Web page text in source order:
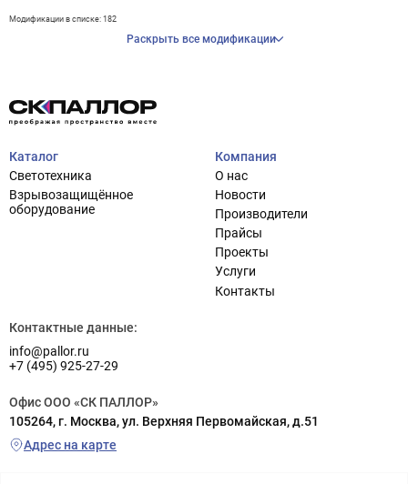
Модификации в списке: 182
Раскрыть все модификации
Каталог
Светотехника
Взрывозащищённое
оборудование
Компания
О нас
Новости
Производители
Прайсы
Проекты
Услуги
Контакты
Контактные данные:
info@pallor.ru
+7 (495) 925-27-29
Офис ООО «СК ПАЛЛОР»
105264, г. Москва, ул. Верхняя Первомайская, д.51
Адрес на карте